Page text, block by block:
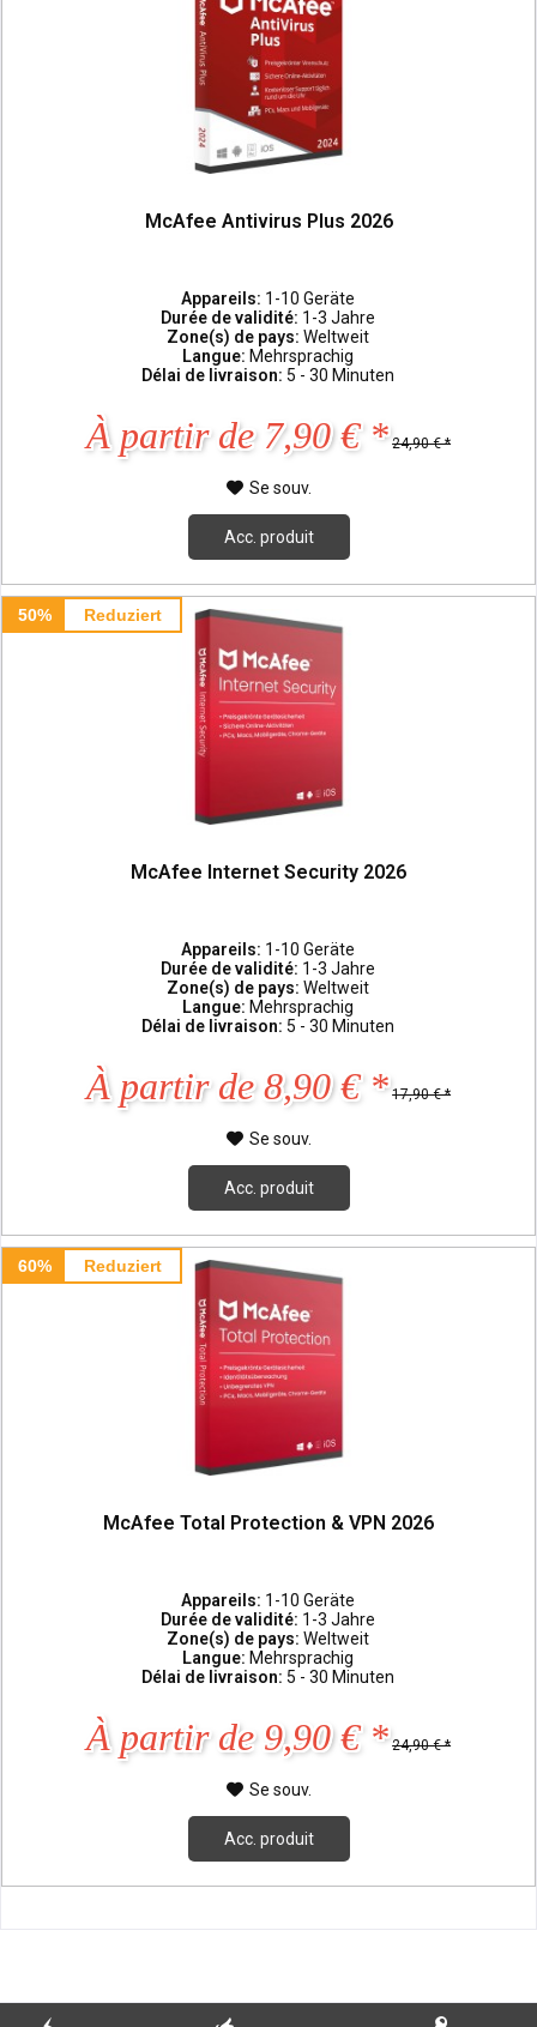
McAfee Antivirus Plus 2026
Appareils: 1-10 Geräte
Durée de validité: 1-3 Jahre
Zone(s) de pays:Weltweit
Langue: Mehrsprachig
Délai de livraison: 5 - 30 Minuten
À partir de 7,90 € * 24,90 € *
Se souv.
Acc. produit
50% Reduziert
McAfee Internet Security 2026
Appareils: 1-10 Geräte
Durée de validité: 1-3 Jahre
Zone(s) de pays:Weltweit
Langue: Mehrsprachig
Délai de livraison: 5 - 30 Minuten
À partir de 8,90 € * 17,90 € *
Se souv.
Acc. produit
60% Reduziert
McAfee Total Protection & VPN 2026
Appareils: 1-10 Geräte
Durée de validité: 1-3 Jahre
Zone(s) de pays:Weltweit
Langue: Mehrsprachig
Délai de livraison: 5 - 30 Minuten
À partir de 9,90 € * 24,90 € *
Se souv.
Acc. produit